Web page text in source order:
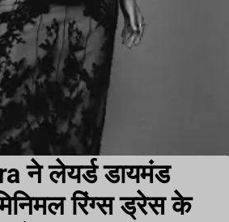
ने लेयर्ड डायमंड
रिंग्स ड्रेस के